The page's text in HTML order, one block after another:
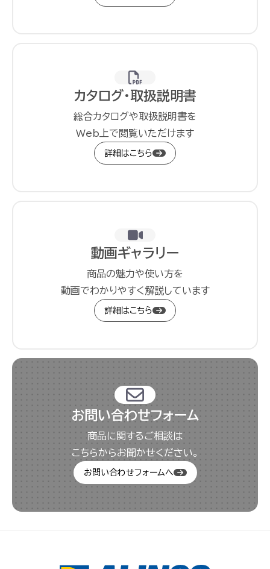
カタログ・取扱説明書
総合カタログや取扱説明書を
Web上で閲覧いただけます
詳細はこちら
動画ギャラリー
商品の魅力や使い方を
動画でわかりやすく解説しています
詳細はこちら
お問い合わせフォーム
商品に関するご相談は
こちらからお聞かせください。
お問い合わせフォームへ